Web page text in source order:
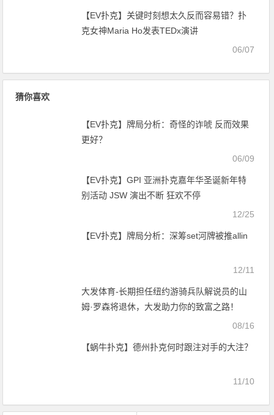
【EV扑克】关键时刻想太久反而容易错？扑
克女神Maria Ho发表TEDx演讲
06/07
猜你喜欢
【EV扑克】牌局分析：奇怪的诈唬 反而效果
更好？
06/09
【EV扑克】GPI 亚洲扑克嘉年华圣诞新年特
别活动 JSW 演出不断 狂欢不停
12/25
【EV扑克】牌局分析：深筹set河牌被推allin
12/11
大发体育-长期担任纽约游骑兵队解说员的山
姆·罗森将退休，大发助力你的致富之路！
08/16
【蜗牛扑克】德州扑克何时跟注对手的大注？
11/10